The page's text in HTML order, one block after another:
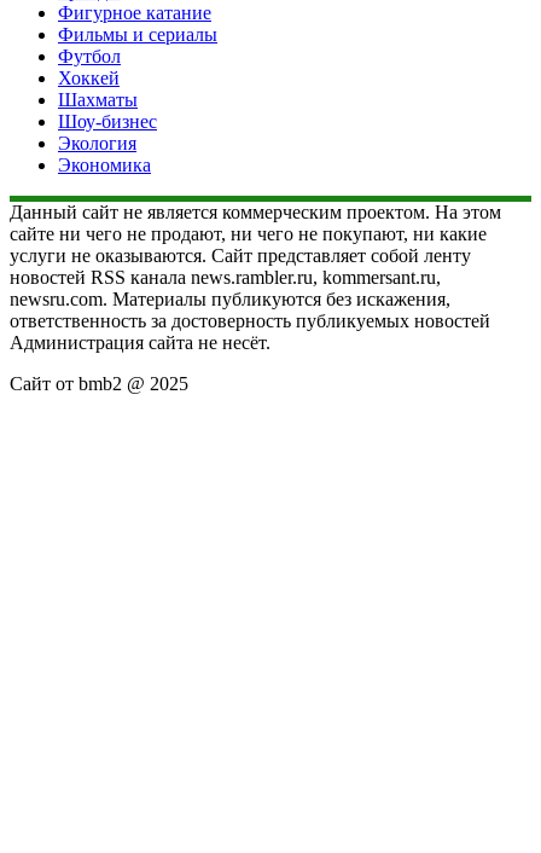
Фигурное катание
Фильмы и сериалы
Футбол
Хоккей
Шахматы
Шоу-бизнес
Экология
Экономика
Данный сайт не является коммерческим проектом. На этом
сайте ни чего не продают, ни чего не покупают, ни какие
услуги не оказываются. Сайт представляет собой ленту
новостей RSS канала news.rambler.ru, kommersant.ru,
newsru.com. Материалы публикуются без искажения,
ответственность за достоверность публикуемых новостей
Администрация сайта не несёт.
Сайт от bmb2 @ 2025